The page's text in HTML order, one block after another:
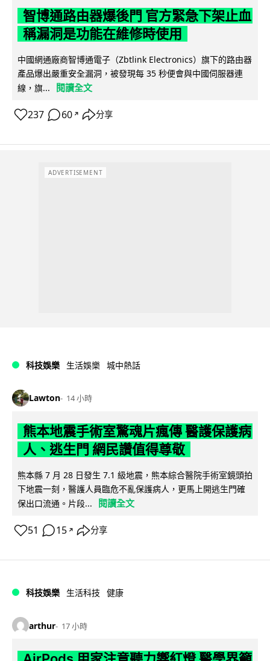
智博通路由器爆後門 官方緊急下架止血
稱漏洞是功能在維修時使用
中國網通廠商智博通電子（Zbtlink Electronics）旗下的路由器
產品爆出嚴重安全漏洞，被發現每 35 秒便會與中國伺服器連
線，旗...
閱讀全文
237 60 ↗ 分享
ADVERTISEMENT
科技娛樂 生活娛樂 城中熱話
Lawton 14 小時
熊本地震手術室驚魂片瘋傳 醫護保護病
人、逃生門 網民讚值得尊敬
熊本縣 7 月 28 日發生 7.1 級地震，熊本綜合醫院手術室鏡頭拍
下地震一刻，醫護人員臨危不亂保護病人，更馬上開逃生門確
保出口流通。片段...
閱讀全文
51 15 ↗ 分享
科技娛樂 生活科技 健康
arthur 17 小時